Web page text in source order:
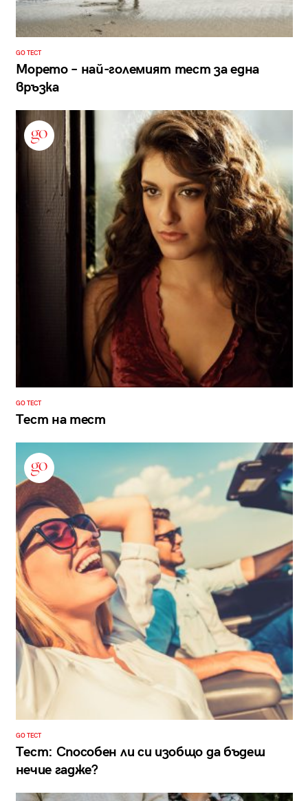
GO ТЕСТ
Морето – най-големият тест за една
връзка
GO ТЕСТ
Тест на тест
GO ТЕСТ
Тест: Способен ли си изобщо да бъдеш
нечие гадже?